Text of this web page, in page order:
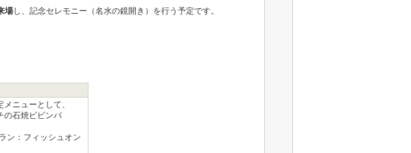
場し、記念セレモニー（名水の鏡開き）を行う予定です。
ニューとして、
の石焼ビビンバ
ン：フィッシュオン